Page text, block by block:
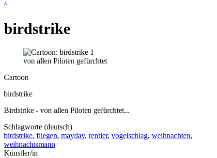
^
birdstrike
von allen Piloten gefürchtet
Cartoon
birdstrike
Birdstrike - von allen Piloten gefürchtet...
Schlagworte (deutsch)
birdstrike, fliegen, mayday, rentier, vogelschlag, weihnachten,
weihnachtsmann
Künstler/in